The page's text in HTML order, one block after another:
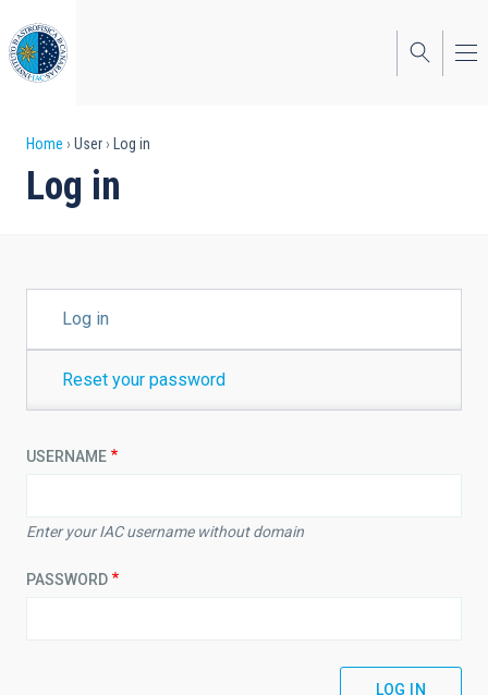
to
main
content
Breadcrumb
Home User Log in
Log in
TABSLog in
Reset your password
USERNAME
Enter your IAC username without domain
PASSWORD